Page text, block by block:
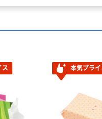
ス 本気プライ